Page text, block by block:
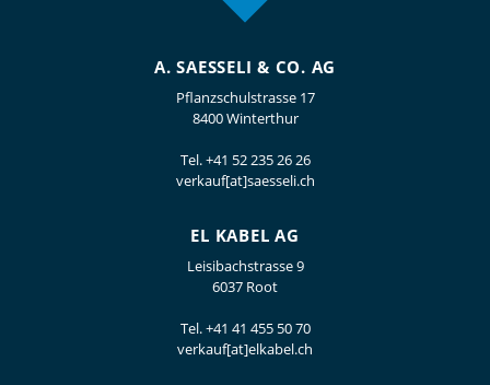
A. SAESSELI & CO. AG
Pflanzschulstrasse 17
8400 Winterthur
Tel.+41 52 235 26 26
verkauf[at]saesseli.ch
EL KABEL AG
Leisibachstrasse 9
6037 Root
Tel.+41 41 455 50 70
verkauf[at]elkabel.ch